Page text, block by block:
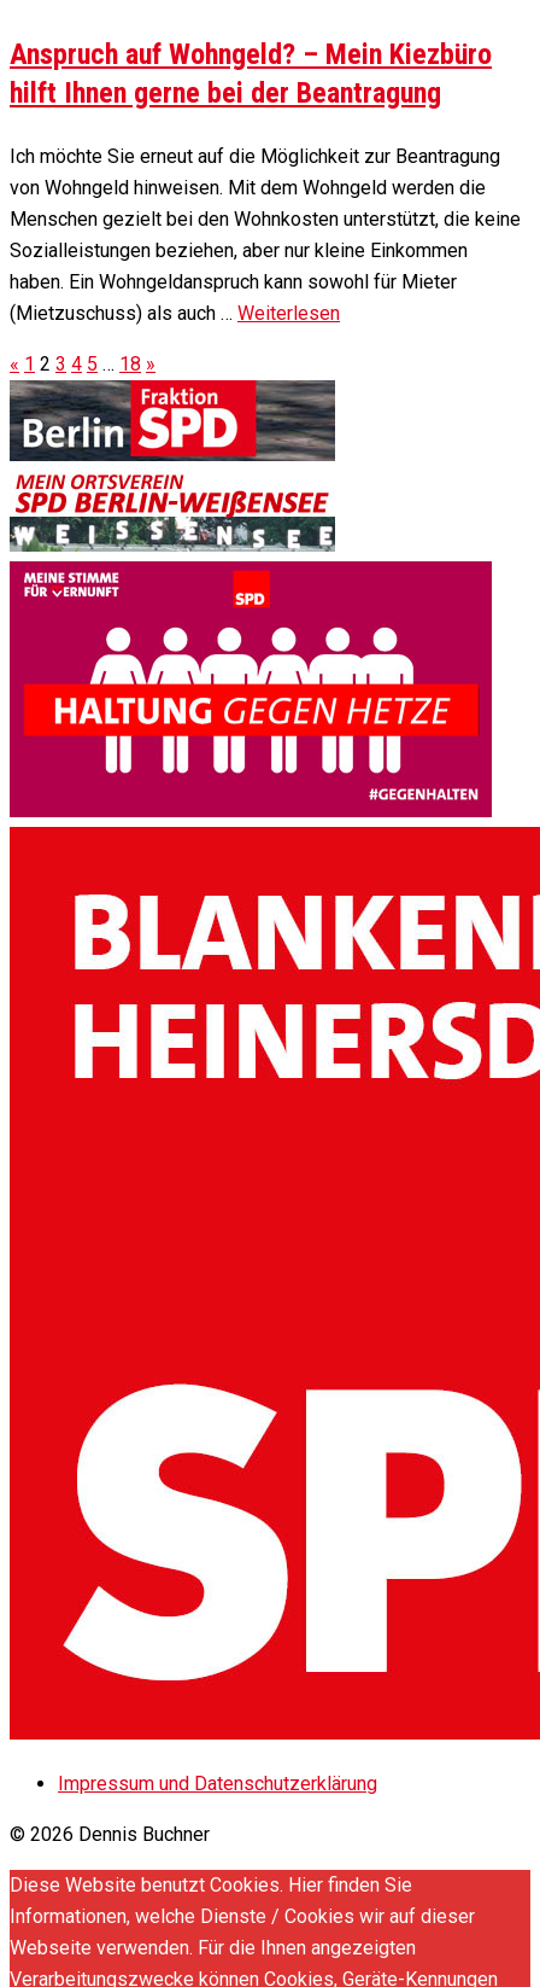
Anspruch auf Wohngeld? – Mein Kiezbüro
hilft Ihnen gerne bei der Beantragung
Ich möchte Sie erneut auf die Möglichkeit zur Beantragung
von Wohngeld hinweisen. Mit dem Wohngeld werden die
Menschen gezielt bei den Wohnkosten unterstützt, die keine
Sozialleistungen beziehen, aber nur kleine Einkommen
haben. Ein Wohngeldanspruch kann sowohl für Mieter
(Mietzuschuss) als auch … Weiterlesen
« 1 2 3 4 5 … 18 »
Impressum und Datenschutzerklärung
© 2026 Dennis Buchner
Diese Website benutzt Cookies. Hier finden Sie
Informationen, welche Dienste / Cookies wir auf dieser
Webseite verwenden. Für die Ihnen angezeigten
Verarbeitungszwecke können Cookies, Geräte-Kennungen